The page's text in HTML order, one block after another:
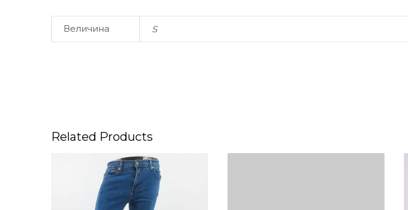
Величина S
Related Products